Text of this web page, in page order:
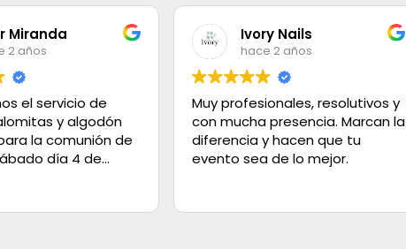
Miranda
2 años
el servicio de
y algodón
la comunión de
día 4 de
que el servicio
los helados super
es de 100.
Ivory Nails
hace 2 años
Muy profesionales, resolutivos y
con mucha presencia. Marcan la
diferencia y hacen que tu
evento sea de lo mejor.